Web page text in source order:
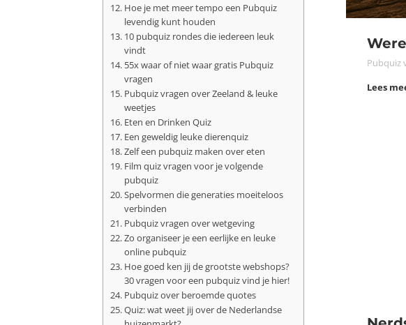
Hoe je met meer tempo een Pubquiz
levendig kunt houden
10 pubquiz rondes die iedereen leuk
vindt
55x waar of niet waar gratis Pubquiz
vragen
Pubquiz vragen over Zeeland & leuke
weetjes
Eten en Drinken Quiz
Een geweldig leuke dierenquiz
Zelf een pubquiz maken over eten
Film quiz vragen voor je volgende
pubquiz
Spelvormen die generaties moeiteloos
verbinden
Pubquiz vragen over wetgeving
Zo organiseer je een eerlijke en leuke
online pubquiz
Hoe goed ken jij de grootste webshops?
30 vragen voor een pubquiz vind je hier!
Pubquiz over beroemde quotes
Quiz: wat weet jij over de Nederlandse
Pubquiz
Lees